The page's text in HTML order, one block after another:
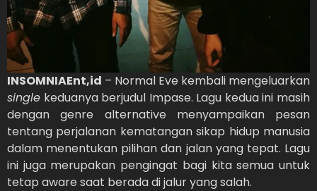
INSOMNIAEnt,id – Normal Eve kembali mengeluarkan
single keduanya berjudul Impase. Lagu kedua ini masih
dengan genre alternative menyampaikan pesan
tentang perjalanan kematangan sikap hidup manusia
dalam menentukan pilihan dan jalan yang tepat. Lagu
ini juga merupakan pengingat bagi kita semua untuk
tetap aware saat berada di jalur yang salah.